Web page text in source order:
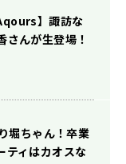
】諏訪な
さんが生登場！
堀ちゃん！卒業
ティはカオスな